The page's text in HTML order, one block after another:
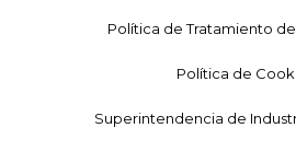
Política de Tratamiento
Política de
Superintendencia de